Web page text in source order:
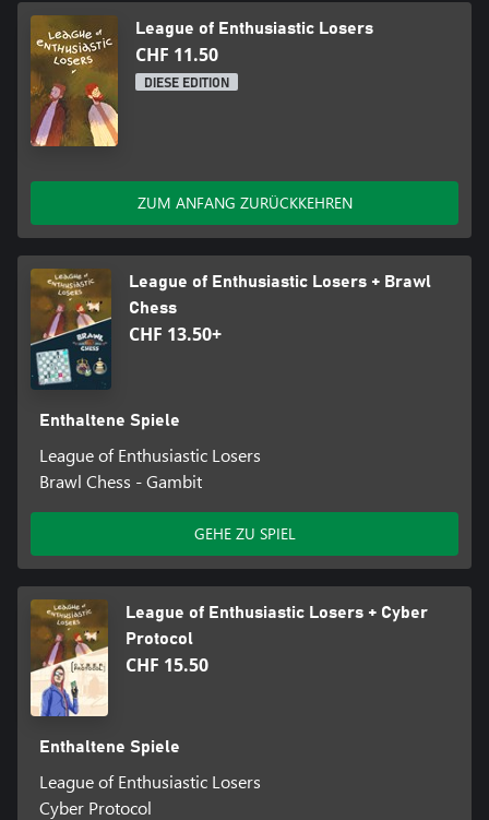
League of Enthusiastic Losers
CHF 11.50
DIESE EDITION
ZUM ANFANG ZURÜCKKEHREN
League of Enthusiastic Losers + Brawl
Chess
CHF 13.50+
Enthaltene Spiele
League of Enthusiastic Losers
Brawl Chess - Gambit
GEHE ZU SPIEL
League of Enthusiastic Losers + Cyber
Protocol
CHF 15.50
Enthaltene Spiele
League of Enthusiastic Losers
Cyber Protocol